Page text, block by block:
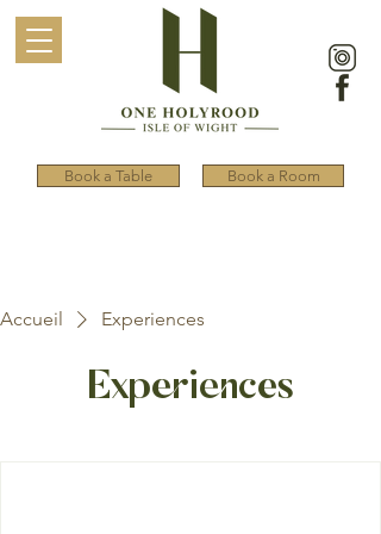
Book a Table Book a Room
Accueil Experiences
Expériences